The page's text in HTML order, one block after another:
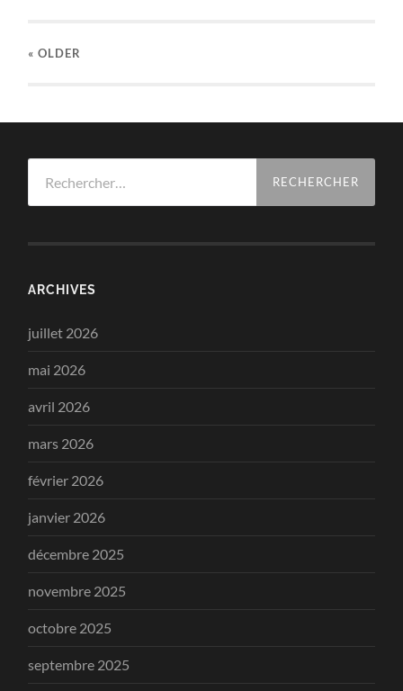
« OLDER
ARCHIVES
juillet 2026
mai 2026
avril 2026
mars 2026
février 2026
janvier 2026
décembre 2025
novembre 2025
octobre 2025
septembre 2025